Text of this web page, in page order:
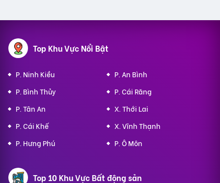
Top Khu Vực Nổi Bật
P. Ninh Kiều
P. An Bình
P. Bình Thủy
P. Cái Răng
P. Tân An
X. Thới Lai
P. Cái Khế
X. Vĩnh Thạnh
P. Hưng Phú
P. Ô Môn
Top 10 Khu Vực Bất động sản